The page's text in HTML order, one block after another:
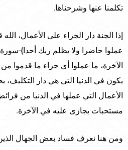
تكلمنا عنها وشرحناها.
إذا الجنة دار الجزاء على الأعمال،
الآخرة، ما عملوا أي جزاء ما قدموا
يكون في الدنيا التي هي دار
الأعمال التي عملها في الدنيا من
مستحبات يجازى عليه في الآخرة.
ومن هنا نعرف فساد بعض الجهال